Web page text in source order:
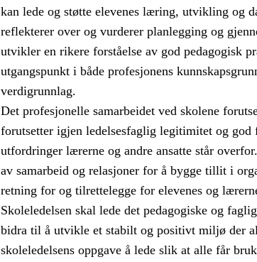
kan lede og støtte elevenes læring, utvikling og
reflekterer over og vurderer planlegging og
utvikler en rikere forståelse av god pedagogisk
utgangspunkt i både profesjonens
verdigrunnlag.
Det profesjonelle samarbeidet ved skolene
forutsetter igjen ledelsesfaglig legitimitet og god
utfordringer lærerne og andre ansatte står
av samarbeid og relasjoner for å bygge tillit i
retning for og tilrettelegge for elevenes og
Skoleledelsen skal lede det pedagogiske og
bidra til å utvikle et stabilt og positivt miljø der
skoleledelsens oppgave å lede slik at alle får